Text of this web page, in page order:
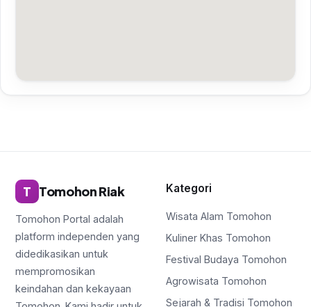
T Tomohon Riak
Tomohon Portal adalah
platform independen yang
didedikasikan untuk
mempromosikan
keindahan dan kekayaan
Kategori
Wisata Alam Tomohon
Kuliner Khas Tomohon
Festival Budaya Tomohon
Agrowisata Tomohon
Sejarah & Tradisi Tomohon